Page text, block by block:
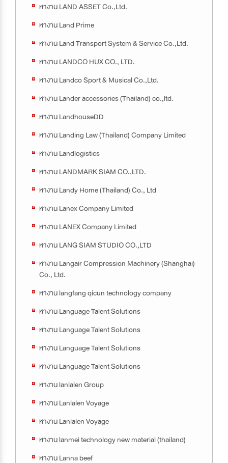
หางาน LAND ASSET Co.,Ltd.
หางาน Land Prime
หางาน Land Transport System & Service Co.,Ltd.
หางาน LANDCO HUX CO., LTD.
หางาน Landco Sport & Musical Co.,Ltd.
หางาน Lander accessories (Thailand) co.,ltd.
หางาน LandhouseDD
หางาน Landing Law (Thailand) Company Limited
หางาน Landlogistics
หางาน LANDMARK SIAM CO.,LTD.
หางาน Landy Home (Thailand) Co., Ltd
หางาน Lanex Company Limited
หางาน LANEX Company Limited
หางาน LANG SIAM STUDIO CO.,LTD
หางาน Langair Compression Machinery (Shanghai)
Co., Ltd.
หางาน langfang qicun technology company
หางาน Language Talent Solutions
หางาน Language Talent Solutions
หางาน Language Talent Solutions
หางาน Language Talent Solutions
หางาน lanlalen Group
หางาน Lanlalen Voyage
หางาน Lanlalen Voyage
หางาน lanmei technology new material (thailand)
หางาน Lanna beef